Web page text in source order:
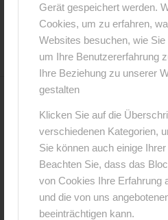
Gerät gespeichert werden.
Cookies, um zu erfahren,
Websites besuchen, wie
um Ihre Benutzererfahrung
Ihre Beziehung zu unserer
gestalten
Klicken Sie auf die
verschiedenen Kategorien,
Sie können auch einige
Beachten Sie, dass das
von Cookies Ihre Erfahrung
und die von uns
beeinträchtigen kann.
14. Oktober 2018 / 0
0
Hinterlasse einen
An der Diskussion beteiligen?
Hinterlasse uns deinen Kommentar!